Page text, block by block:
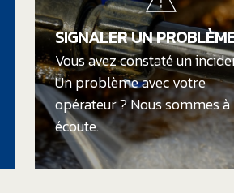
SIGNALER UN
Vous avez constaté un
Un problème avec votre
opérateur ? Nous sommes
écoute.